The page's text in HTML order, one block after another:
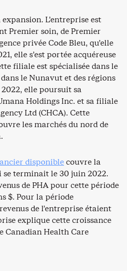
L’entreprise est
Premier soin, de Premier
privée Code Bleu, qu’elle
elle s’est portée acquéreuse
filiale est spécialisée dans le
le Nunavut et des régions
2022, elle poursuit sa
Holdings Inc. et sa filiale
Ltd (CHCA). Cette
les marchés du nord de
disponiblecouvre la
se terminait le 30 juin 2022.
de PHA pour cette période
$. Pour la période
de l’entreprise étaient
explique cette croissance
Canadian Health Care